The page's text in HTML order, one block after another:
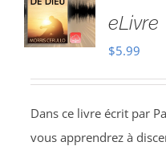
eLivre
$5.99
Dans ce livre écrit par
vous apprendrez à